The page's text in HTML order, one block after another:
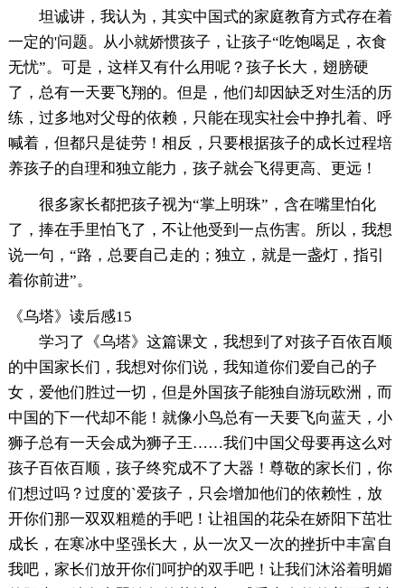
坦诚讲，我认为，其实中国式的家庭教育方式存在着
一定的'问题。从小就娇惯孩子，让孩子“吃饱喝足，衣食
无忧”。可是，这样又有什么用呢？孩子长大，翅膀硬
了，总有一天要飞翔的。但是，他们却因缺乏对生活的历
练，过多地对父母的依赖，只能在现实社会中挣扎着、呼
喊着，但都只是徒劳！相反，只要根据孩子的成长过程培
养孩子的自理和独立能力，孩子就会飞得更高、更远！
很多家长都把孩子视为“掌上明珠”，含在嘴里怕化
了，捧在手里怕飞了，不让他受到一点伤害。所以，我想
说一句，“路，总要自己走的；独立，就是一盏灯，指引
着你前进”。
《乌塔》读后感15
学习了《乌塔》这篇课文，我想到了对孩子百依百顺
的中国家长们，我想对你们说，我知道你们爱自己的子
女，爱他们胜过一切，但是外国孩子能独自游玩欧洲，而
中国的下一代却不能！就像小鸟总有一天要飞向蓝天，小
狮子总有一天会成为狮子王……我们中国父母要再这么对
孩子百依百顺，孩子终究成不了大器！尊敬的家长们，你
们想过吗？过度的`爱孩子，只会增加他们的依赖性，放
开你们那一双双粗糙的手吧！让祖国的花朵在娇阳下茁壮
成长，在寒冰中坚强长大，从一次又一次的挫折中丰富自
我吧，家长们放开你们呵护的双手吧！让我们沐浴着明媚